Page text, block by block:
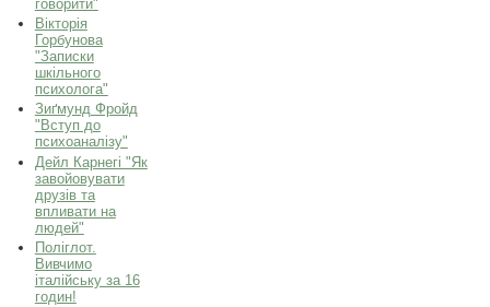
говорити"
Вікторія
Горбунова
"Записки
шкільного
психолога"
Зиґмунд Фройд
"Вступ до
психоаналізу"
Дейл Карнегі "Як
завойовувати
друзів та
впливати на
людей"
Поліглот.
Вивчимо
італійську за 16
годин!